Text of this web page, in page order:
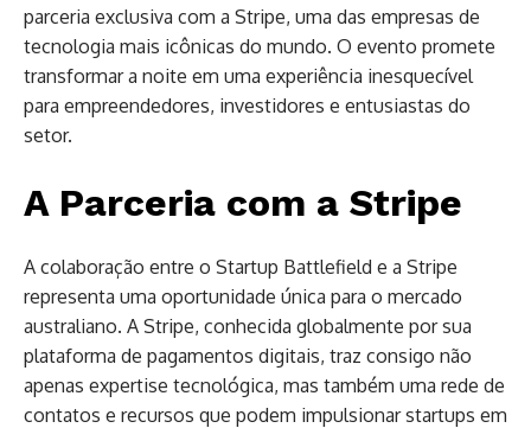
parceria exclusiva com a Stripe, uma das empresas de
tecnologia mais icônicas do mundo. O evento promete
transformar a noite em uma experiência inesquecível
para empreendedores, investidores e entusiastas do
setor.
A Parceria com a Stripe
A colaboração entre o Startup Battlefield e a Stripe
representa uma oportunidade única para o mercado
australiano. A Stripe, conhecida globalmente por sua
plataforma de pagamentos digitais, traz consigo não
apenas expertise tecnológica, mas também uma rede de
contatos e recursos que podem impulsionar startups em